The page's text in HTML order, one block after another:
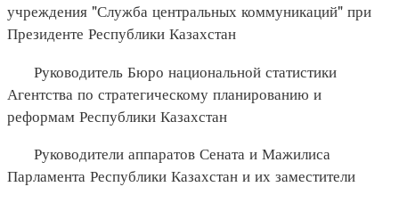
учреждения "Служба центральных коммуникаций" при
Президенте Республики Казахстан
Руководитель Бюро национальной статистики
Агентства по стратегическому планированию и
реформам Республики Казахстан
Руководители аппаратов Сената и Мажилиса
Парламента Республики Казахстан и их заместители